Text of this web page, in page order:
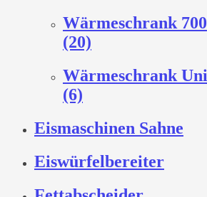
Wärmeschrank 700
(20)
Wärmeschrank Uni
(6)
Eismaschinen Sahne
Eiswürfelbereiter